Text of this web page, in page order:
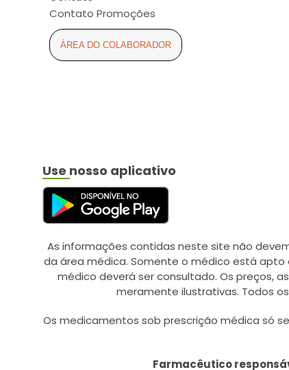
BALDACCI (4)
BAUDUCCO (2)
BAUSCH LOMB (1)
BELFAR (9)
BELLA FEMME (2)
BELLESA (4)
BELLIZ (3)
BESINS HEALTHCARE (1)
BESPOKE (13)
BICHO DA SEDA (1)
BIO EXTRATUS (46)
Contato Promoções
ÁREA DO COLABORADOR
Use nosso aplicativo
As informações contidas neste site não
da área médica. Somente o médico está
médico deverá ser consultado. Os preços,
meramente ilustrativas. Todos
Os medicamentos sob prescrição médica só
Farmacêutico